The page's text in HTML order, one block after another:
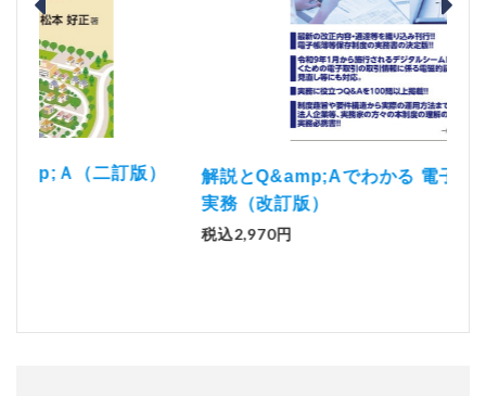
解説とQ&amp;Aでわかる 電子帳簿等保存制度の